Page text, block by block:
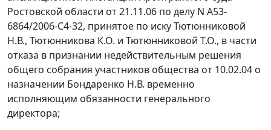
Ростовской области от 21.11.06 по делу N А53-
6864/2006-С4-32, принятое по иску Тютюнниковой
Н.В., Тютюнникова К.О. и Тютюнниковой Т.О., в части
отказа в признании недействительным решения
общего собрания участников общества от 10.02.04 о
назначении Бондаренко Н.В. временно
исполняющим обязанности генерального
директора;